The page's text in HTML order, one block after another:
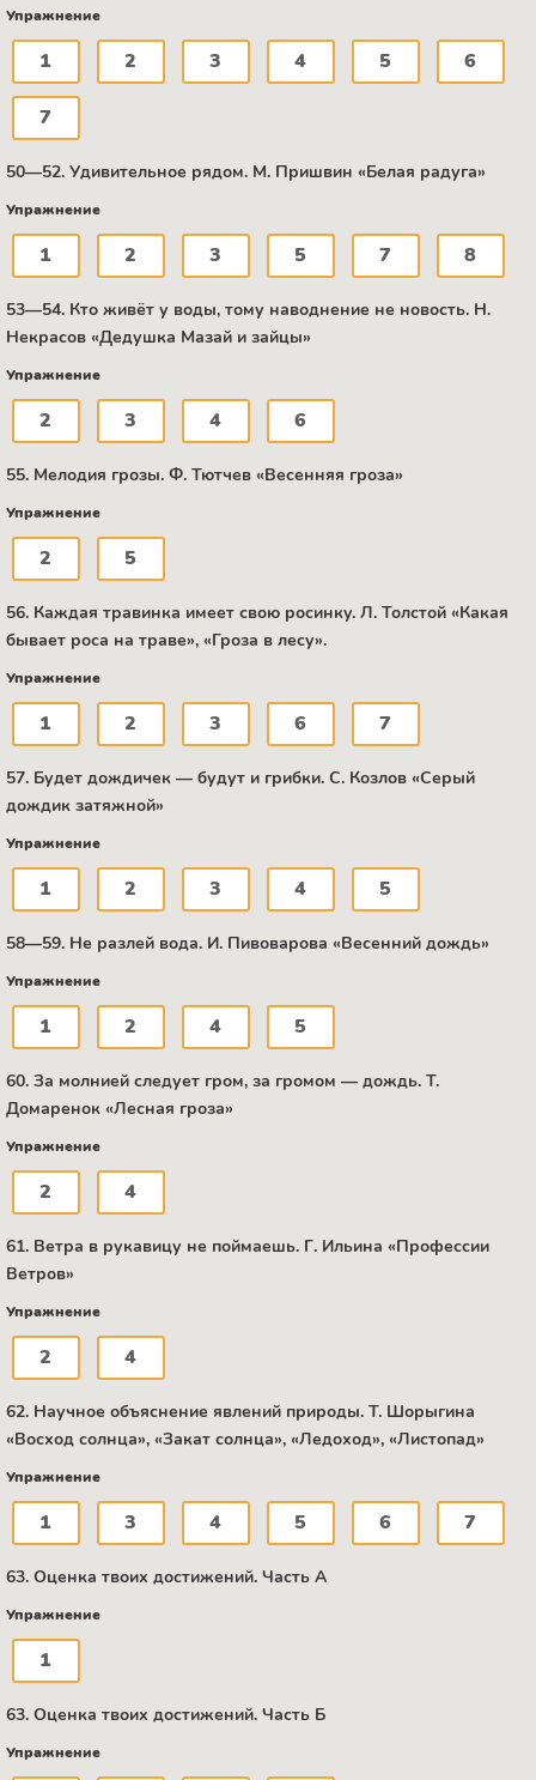
Упражнение
1 2 3 4 5 6
7
50—52. Удивительное рядом. М. Пришвин «Белая радуга»
Упражнение
1 2 3 5 7 8
53—54. Кто живёт у воды, тому наводнение не новость. Н.
Некрасов «Дедушка Мазай и зайцы»
Упражнение
2 3 4 6
55. Мелодия грозы. Ф. Тютчев «Весенняя гроза»
Упражнение
2 5
56. Каждая травинка имеет свою росинку. Л. Толстой «Какая
бывает роса на траве», «Гроза в лесу».
Упражнение
1 2 3 6 7
57. Будет дождичек — будут и грибки. С. Козлов «Серый
дождик затяжной»
Упражнение
1 2 3 4 5
58—59. Не разлей вода. И. Пивоварова «Весенний дождь»
Упражнение
1 2 4 5
60. За молнией следует гром, за громом — дождь. Т.
Домаренок «Лесная гроза»
Упражнение
2 4
61. Ветра в рукавицу не поймаешь. Г. Ильина «Профессии
Ветров»
Упражнение
2 4
62. Научное объяснение явлений природы. Т. Шорыгина
«Восход солнца», «Закат солнца», «Ледоход», «Листопад»
Упражнение
1 3 4 5 6 7
63. Оценка твоих достижений. Часть А
Упражнение
1
63. Оценка твоих достижений. Часть Б
Упражнение